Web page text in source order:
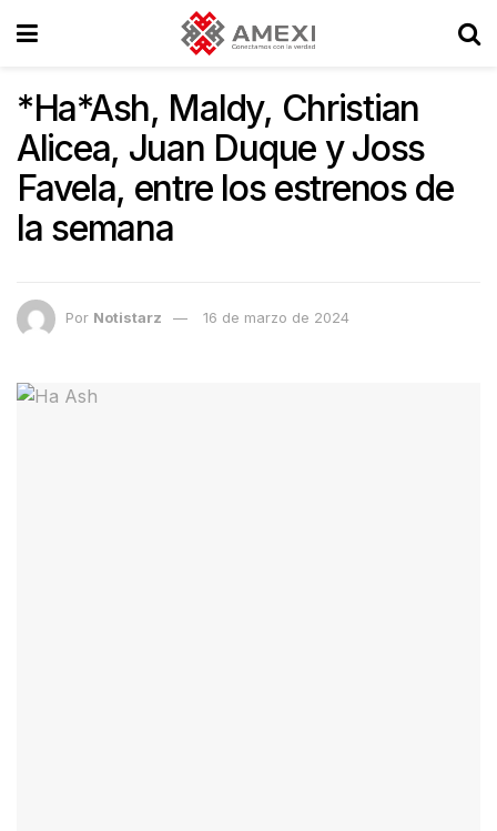
*Ha*Ash, Maldy, Christian
Alicea, Juan Duque y Joss
Favela, entre los estrenos de
la semana
Por Notistarz 16 de marzo de 2024